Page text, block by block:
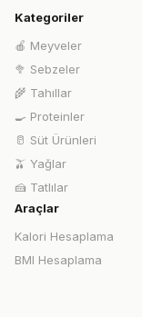
Kategoriler
🍎 Meyveler
🥦 Sebzeler
🌾 Tahıllar
🍳 Proteinler
🥛 Süt Ürünleri
🫒 Yağlar
🍰 Tatlılar
Araçlar
Kalori Hesaplama
BMI Hesaplama